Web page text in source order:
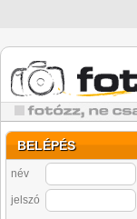
BELÉPÉS
név
jelszó